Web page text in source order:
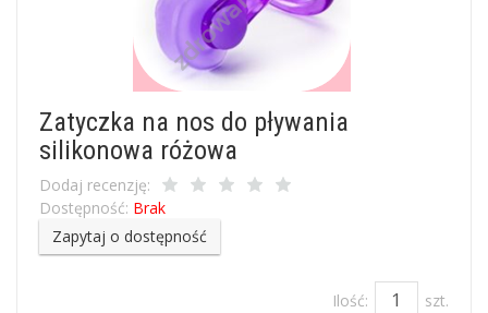
Zatyczka na nos do pływania
silikonowa różowa
Dodaj recenzję:
Dostępność: Brak
Zapytaj o dostępność
Ilość: szt.